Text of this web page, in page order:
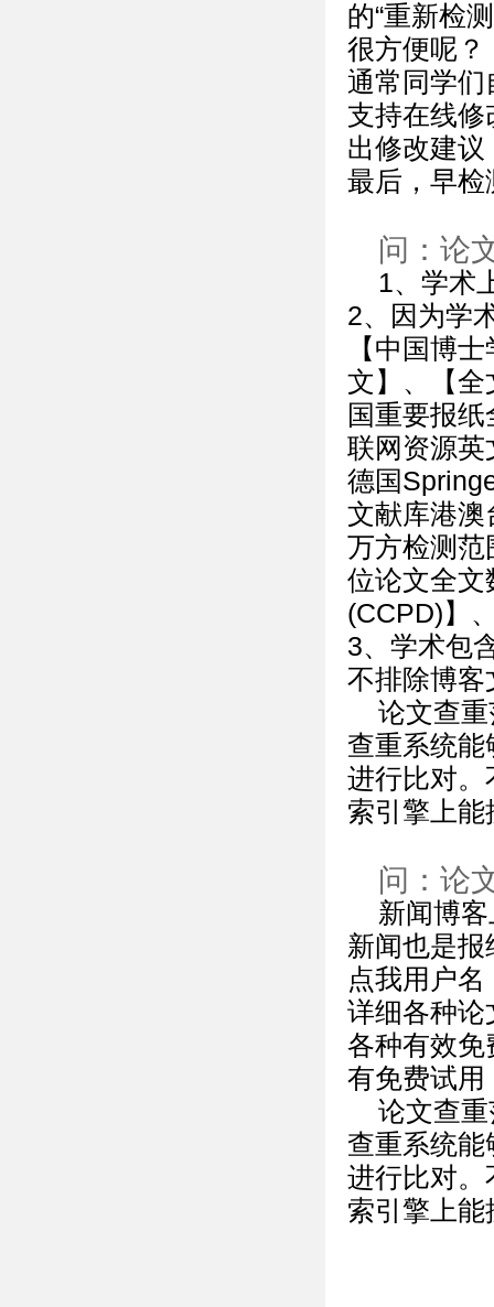
的“重新检
很方便呢？
通常同学们
支持在线
出修改建
最后，早检
问：论
1、学术
2、因为学
【中国博
文】、【全
国重要报
联网资源英
德国
文献库港澳
万方检测范
位论文全文
(CCPD)】
3、学术包
不排除博客
论文查
查重系统能
进行比对。
索引擎上
问：论
新闻博
新闻也是
点我用户
详细各种论
各种有效免
有免费试用
论文查
查重系统能
进行比对。
索引擎上